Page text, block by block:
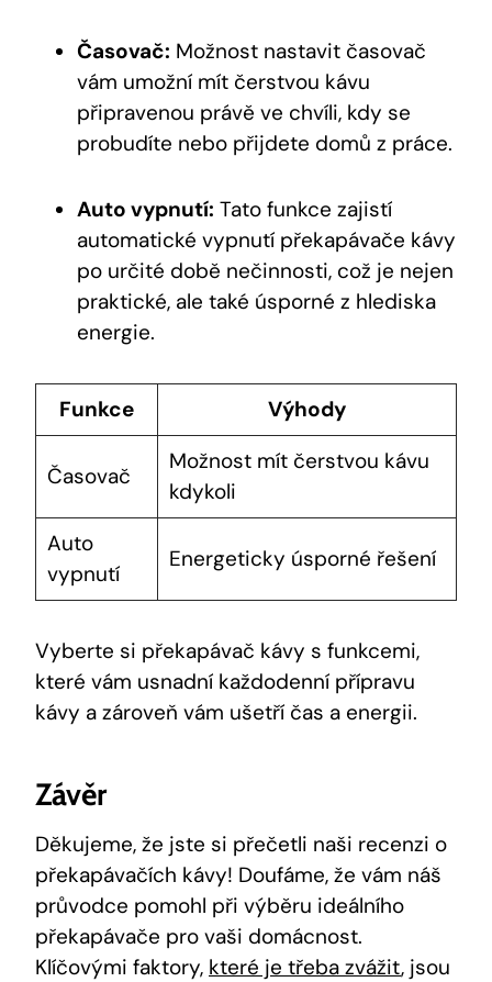
Časovač: ⁤Možnost nastavit časovač‍
vám ​umožní mít čerstvou kávu
připravenou právě​ ve chvíli, kdy se
probudíte nebo přijdete‌ domů​ z práce.
Auto vypnutí: Tato funkce zajistí
automatické vypnutí překapávače kávy
po určité době nečinnosti, což je nejen
praktické,‍ ale také úsporné z hlediska
energie.
Funkce Výhody
Časovač
Možnost mít čerstvou kávu
kdykoli
Auto
vypnutí
Energeticky úsporné řešení
Vyberte si překapávač ​kávy s funkcemi,
které‌ vám‌ usnadní ⁤každodenní‌ přípravu
kávy a zároveň vám ušetří ⁣čas a energii.
Závěr
Děkujeme,⁤ že jste si‍ přečetli naši recenzi o⁤
překapávačích‌ kávy! Doufáme, ‍že vám náš
‍průvodce pomohl při výběru ideálního
překapávače pro vaši ⁣domácnost.
Klíčovými⁢ faktory, které je třeba zvážit, jsou